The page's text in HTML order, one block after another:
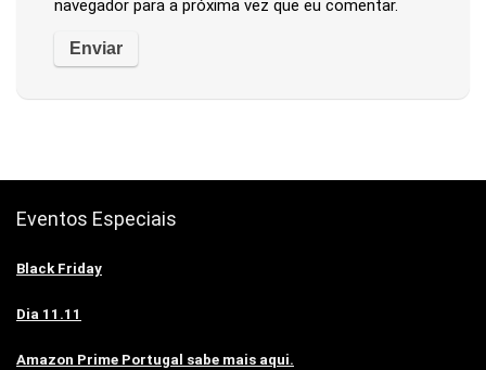
navegador para a próxima vez que eu comentar.
Eventos Especiais
Black Friday
Dia 11.11
Amazon Prime Portugal sabe mais aqui.